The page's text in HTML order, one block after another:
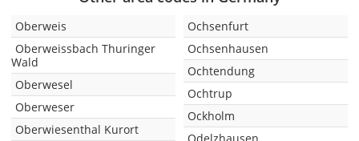
Oberweis
Oberweissbach Thuringer
Wald
Oberwesel
Oberweser
Oberwiesenthal Kurort
Ochsenfurt
Ochsenhausen
Ochtendung
Ochtrup
Ockholm